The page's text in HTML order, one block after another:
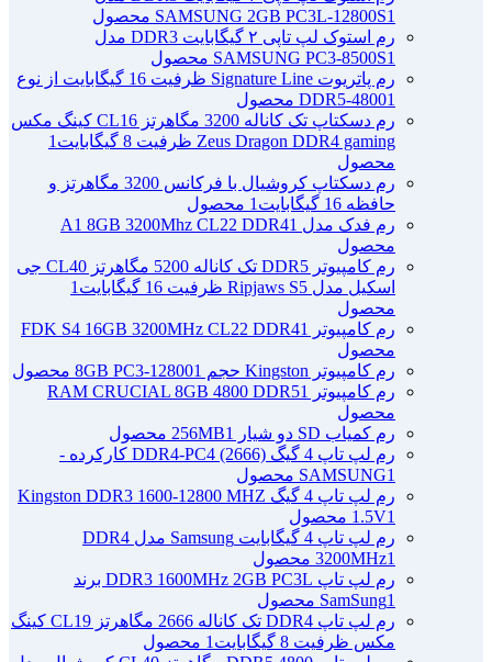
SAMSUNG 2GB PC3L-12800S1 محصول
رم استوک لپ تاپی ۲ گیگابایت DDR3 مدل
SAMSUNG PC3-8500S1 محصول
رم پاتریوت Signature Line ظرفیت 16 گیگابایت از نوع
DDR5-48001 محصول
رم دسکتاپ تک کاناله 3200 مگاهرتز CL16 کینگ مکس
Zeus Dragon DDR4 gaming ظرفیت 8 گیگابایت
1
محصول
رم دسکتاپ کروشیال با فرکانس 3200 مگاهرتز و
حافظه 16 گیگابایت
1 محصول
رم فدک مدل A1 8GB 3200Mhz CL22 DDR4 1
محصول
رم کامپیوتر DDR5 تک کاناله 5200 مگاهرتز CL40 جی
اسکیل مدل Ripjaws S5 ظرفیت 16 گیگابایت
1
محصول
رم کامپیوتر FDK S4 16GB 3200MHz CL22 DDR4
1
محصول
رم کامپیوتر Kingston حجم 8GB PC3-12800
1 محصول
رم کامپیوتر RAM CRUCIAL 8GB 4800 DDR5
1
محصول
رم کمیاب SD دو شیار 256MB
1 محصول
رم لپ تاپ 4 گیگ DDR4-PC4 (2666) کارکرده -
SAMSUNG1 محصول
رم لپ تاپ 4 گیگ Kingston DDR3 1600-12800 MHZ
1.5V1 محصول
رم لپ تاپ 4 گیگابایت Samsung مدل DDR4
3200MHz1 محصول
رم لپ تاپ DDR3 1600MHz 2GB PC3L برند
SamSung1 محصول
رم لپ تاپ DDR4 تک کاناله 2666 مگاهرتز CL19 کینگ
مکس ظرفیت 8 گیگابایت
1 محصول